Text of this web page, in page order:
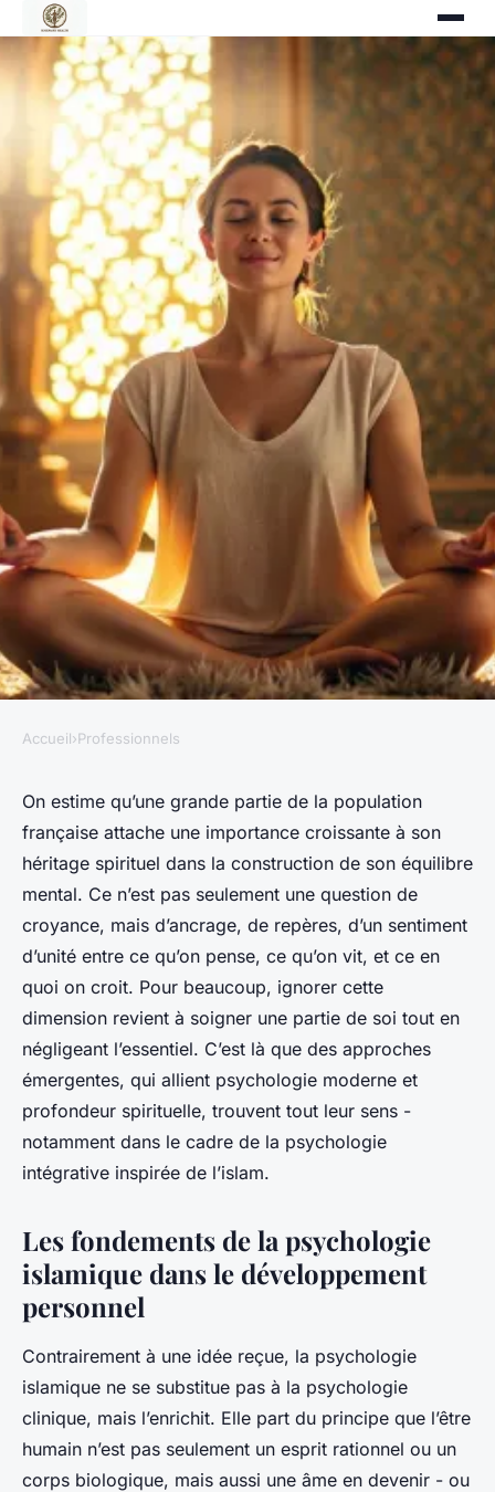
Comment la psychologie
islamique aide au
développement personnel
Silvère•10/06/2026 12:57•11 min de lecture
Accueil›Professionnels
On estime qu’une grande partie de la population
française attache une importance croissante à son
héritage spirituel dans la construction de son équilibre
mental. Ce n’est pas seulement une question de
croyance, mais d’ancrage, de repères, d’un sentiment
d’unité entre ce qu’on pense, ce qu’on vit, et ce en
quoi on croit. Pour beaucoup, ignorer cette
dimension revient à soigner une partie de soi tout en
négligeant l’essentiel. C’est là que des approches
émergentes, qui allient psychologie moderne et
profondeur spirituelle, trouvent tout leur sens -
notamment dans le cadre de la psychologie
intégrative inspirée de l’islam.
Les fondements de la psychologie
islamique dans le développement
personnel
Contrairement à une idée reçue, la psychologie
islamique ne se substitue pas à la psychologie
clinique, mais l’enrichit. Elle part du principe que l’être
humain n’est pas seulement un esprit rationnel ou un
corps biologique, mais aussi une âme en devenir - ou